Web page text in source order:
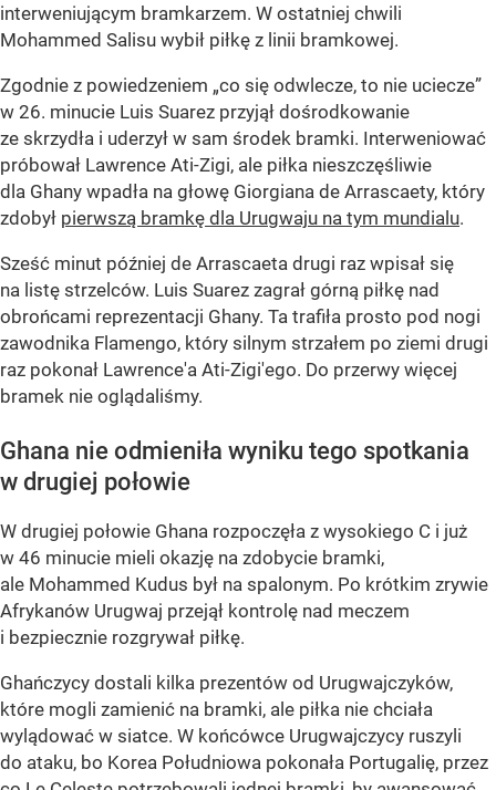
interweniującym bramkarzem. W ostatniej chwili
Mohammed Salisu wybił piłkę z linii bramkowej.
Zgodnie z powiedzeniem „co się odwlecze, to nie uciecze”
w 26. minucie Luis Suarez przyjął dośrodkowanie
ze skrzydła i uderzył w sam środek bramki. Interweniować
próbował Lawrence Ati-Zigi, ale piłka nieszczęśliwie
dla Ghany wpadła na głowę Giorgiana de Arrascaety, który
zdobył pierwszą bramkę dla Urugwaju na tym mundialu.
Sześć minut później de Arrascaeta drugi raz wpisał się
na listę strzelców. Luis Suarez zagrał górną piłkę nad
obrońcami reprezentacji Ghany. Ta trafiła prosto pod nogi
zawodnika Flamengo, który silnym strzałem po ziemi drugi
raz pokonał Lawrence'a Ati-Zigi'ego. Do przerwy więcej
bramek nie oglądaliśmy.
Ghana nie odmieniła wyniku tego spotkania
w drugiej połowie
W drugiej połowie Ghana rozpoczęła z wysokiego C i już
w 46 minucie mieli okazję na zdobycie bramki,
ale Mohammed Kudus był na spalonym. Po krótkim zrywie
Afrykanów Urugwaj przejął kontrolę nad meczem
i bezpiecznie rozgrywał piłkę.
Ghańczycy dostali kilka prezentów od Urugwajczyków,
które mogli zamienić na bramki, ale piłka nie chciała
wylądować w siatce. W końcówce Urugwajczycy ruszyli
do ataku, bo Korea Południowa pokonała Portugalię, przez